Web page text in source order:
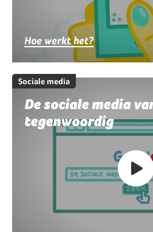
Hoe werkt het?
Sociale media
De sociale media
tegenwoordig